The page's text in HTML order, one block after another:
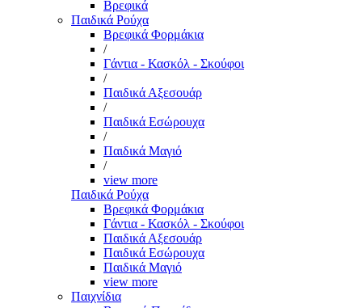
Βρεφικά
Παιδικά Ρούχα
Βρεφικά Φορμάκια
/
Γάντια - Κασκόλ - Σκούφοι
/
Παιδικά Αξεσουάρ
/
Παιδικά Εσώρουχα
/
Παιδικά Μαγιό
/
view more
Παιδικά Ρούχα
Βρεφικά Φορμάκια
Γάντια - Κασκόλ - Σκούφοι
Παιδικά Αξεσουάρ
Παιδικά Εσώρουχα
Παιδικά Μαγιό
view more
Παιχνίδια